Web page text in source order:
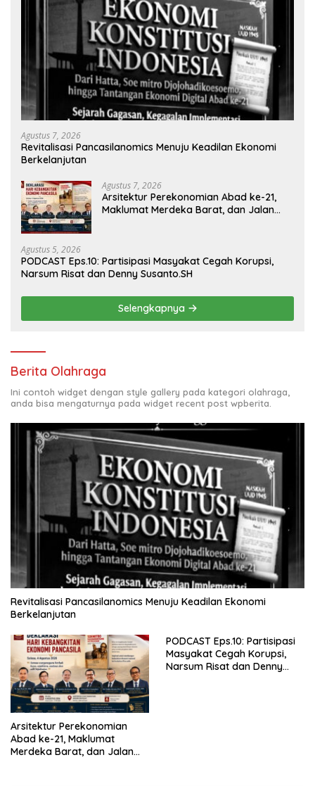
Agustus 7, 2026
Revitalisasi Pancasilanomics Menuju Keadilan Ekonomi
Berkelanjutan
Agustus 7, 2026
Arsitektur Perekonomian Abad ke-21,
Maklumat Merdeka Barat, dan Jalan
Agustus 5, 2026
PODCAST Eps.10: Partisipasi Masyakat Cegah Korupsi,
Narsum Risat dan Denny Susanto.SH
Selengkapnya
Berita Olahraga
Ini contoh widget dengan style gallery pada kategori olahraga,
anda bisa mengaturnya pada widget recent post wpberita.
Revitalisasi Pancasilanomics Menuju Keadilan Ekonomi
Berkelanjutan
Arsitektur Perekonomian
Abad ke-21, Maklumat
Merdeka Barat, dan Jalan
PODCAST Eps.10: Partisipasi
Masyakat Cegah Korupsi,
Narsum Risat dan Denny